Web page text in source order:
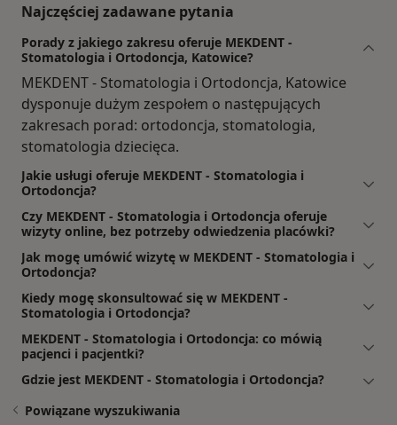
Najczęściej zadawane pytania
Porady z jakiego zakresu oferuje MEKDENT -
Stomatologia i Ortodoncja, Katowice?
MEKDENT - Stomatologia i Ortodoncja, Katowice
dysponuje dużym zespołem o następujących
zakresach porad: ortodoncja, stomatologia,
stomatologia dziecięca.
Jakie usługi oferuje MEKDENT - Stomatologia i
Ortodoncja?
Czy MEKDENT - Stomatologia i Ortodoncja oferuje
wizyty online, bez potrzeby odwiedzenia placówki?
Jak mogę umówić wizytę w MEKDENT - Stomatologia i
Ortodoncja?
Kiedy mogę skonsultować się w MEKDENT -
Stomatologia i Ortodoncja?
MEKDENT - Stomatologia i Ortodoncja: co mówią
pacjenci i pacjentki?
Gdzie jest MEKDENT - Stomatologia i Ortodoncja?
Powiązane wyszukiwania